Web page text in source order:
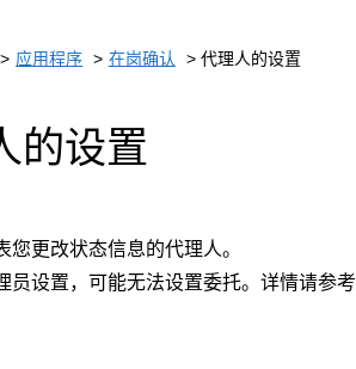
应用程序 在岗确认 代理人的设置
的设置
您更改状态信息的代理人。
员设置，可能无法设置委托。详情请参考